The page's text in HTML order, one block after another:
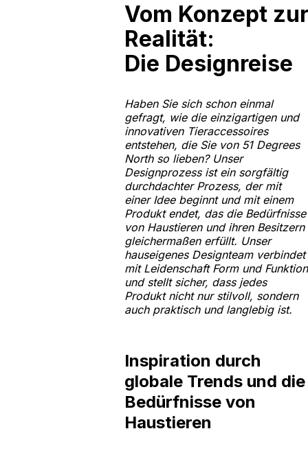
Vom Konzept zur
Realität:
Die Designreise
Haben Sie sich schon einmal
gefragt, wie die einzigartigen und
innovativen Tieraccessoires
entstehen, die Sie von 51 Degrees
North so lieben? Unser
Designprozess ist ein sorgfältig
durchdachter Prozess, der mit
einer Idee beginnt und mit einem
Produkt endet, das die Bedürfnisse
von Haustieren und ihren Besitzern
gleichermaßen erfüllt. Unser
hauseigenes Designteam verbindet
mit Leidenschaft Form und Funktion
und stellt sicher, dass jedes
Produkt nicht nur stilvoll, sondern
auch praktisch und langlebig ist.
Inspiration durch
globale Trends und die
Bedürfnisse von
Haustieren